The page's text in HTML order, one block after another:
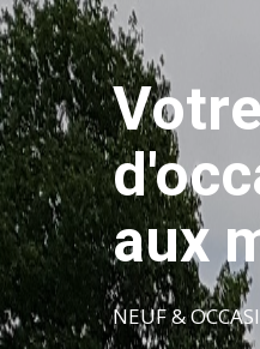
aux
NEUF &